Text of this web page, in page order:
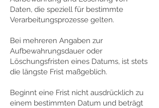
Daten, die speziell für bestimmte
Verarbeitungsprozesse gelten.
Bei mehreren Angaben zur
Aufbewahrungsdauer oder
Löschungsfristen eines Datums, ist stets
die längste Frist maßgeblich.
Beginnt eine Frist nicht ausdrücklich zu
einem bestimmten Datum und beträgt